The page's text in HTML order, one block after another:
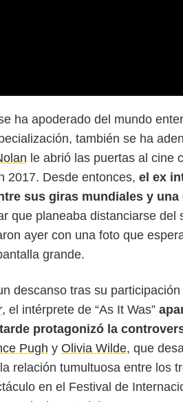
ha apoderado del mundo
también se ha
le abrió las puertas al cine
2017. Desde entonces, el ex
sus giras mundiales y
que planeaba distanciarse del
ayer con una foto que
grande.
descanso tras su
, el intérprete de “As It Was”
protagonizó la
Pugh y Olivia Wilde, que
relación tumultuosa entre los
en el Festival de